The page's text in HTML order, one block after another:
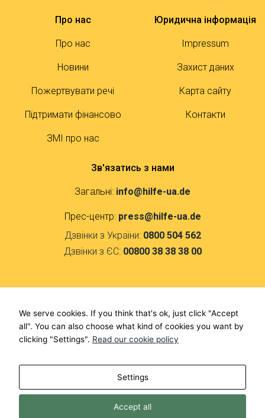
Про нас
Про нас
Новини
Пожертвувати речі
Підтримати фінансово
ЗМІ про нас
Юридична інформація
Impressum
Захист даних
Карта сайту
Контакти
Зв'язатись з нами
Загальні: info@hilfe-ua.de
Прес-центр: press@hilfe-ua.de
Дзвінки з України: 0800 504 562
Дзвінки з ЄС: 00800 38 38 38 00
F
a
c
b
o
o
k
I
n
s
a
r
a
Кол-центр
Розробники
We serve cookies. If you think that's ok, just click "Accept
all". You can also choose what kind of cookies you want by
clicking "Settings". Read our cookie policy
Settings
Accept all